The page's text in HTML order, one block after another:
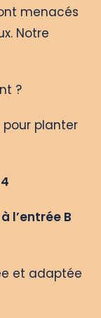
menacés
Notre
?
pour planter
l’entrée B
et adaptée